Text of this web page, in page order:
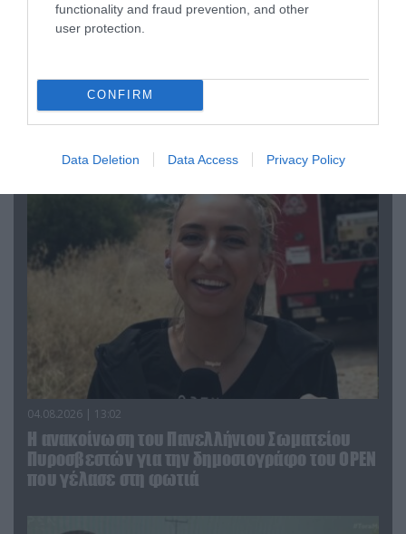
functionality and fraud prevention, and other
user protection.
CONFIRM
Data Deletion Data Access Privacy Policy
04.08.2026 | 15:02
υπουργό Ι.Βαρβιτσιώτη (φωτο)
04.08.2026 | 13:02
Η ανακοίνωση του Πανελλήνιου Σωματείου
Πυροσβεστών για την δημοσιογράφο του OPEN
που γέλασε στη φωτιά